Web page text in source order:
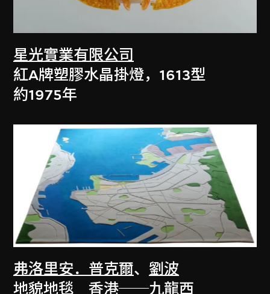
星光實業有限公司
紅A牌塑膠水晶掛燈，1613型
約1975年
弗洛里安．普克爾、 劉波
地貌地毯 香港──九龍西